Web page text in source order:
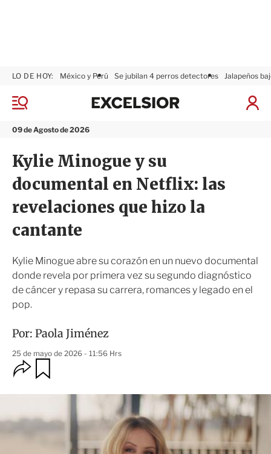
M
n
09 de Agosto de 2026
LO DE HOY: México y Perú Se jubilan 4 perros detectores Jalapeños
I
x
o
r
Kylie Minogue y su
documental en Netflix: las
revelaciones que hizo la
cantante
Kylie Minogue abre su corazón en un nuevo documental
donde revela por primera vez su segundo diagnóstico
de cáncer y repasa su carrera, romances y legado en el
pop.
Por: Paola Jiménez
25 de mayo de 2026 - 11:56 Hrs
O
p
i
n
r
a